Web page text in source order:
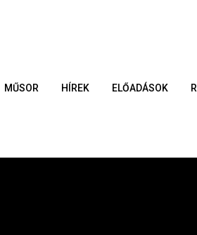
MŰSOR HÍREK ELŐADÁSOK